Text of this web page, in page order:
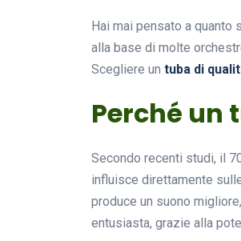
Hai mai pensato a quanto
alla base di molte
Scegliere un tuba di
Perché un
Secondo recenti studi, il
influisce direttamente
produce un suono
entusiasta, grazie alla